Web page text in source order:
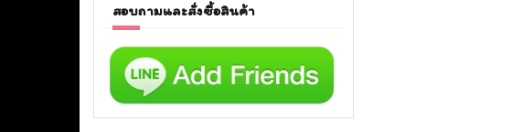
สอบถามและสั่งซื้อสินค้า